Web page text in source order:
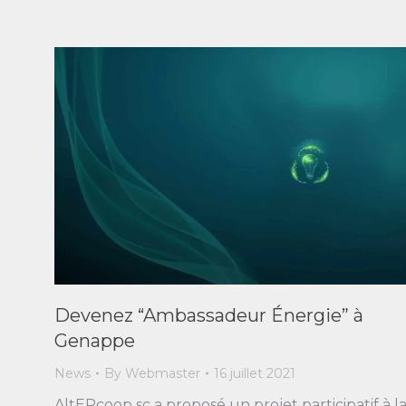
Devenez “Ambassadeur Énergie” à
Genappe
News By Webmaster 16 juillet 2021